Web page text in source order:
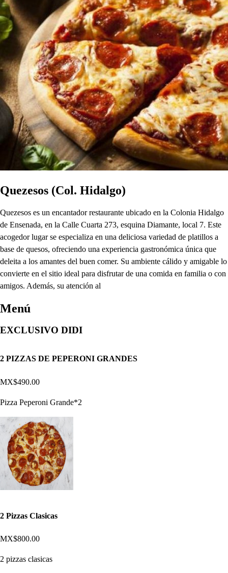
Quezesos (Col. Hidalgo)
Quezesos es un encantador restaurante ubicado en la Colonia Hidalgo
de Ensenada, en la Calle Cuarta 273, esquina Diamante, local 7. Este
acogedor lugar se especializa en una deliciosa variedad de platillos a
base de quesos, ofreciendo una experiencia gastronómica única que
deleita a los amantes del buen comer. Su ambiente cálido y amigable lo
convierte en el sitio ideal para disfrutar de una comida en familia o con
amigos. Además, su atención al
Menú
EXCLUSIVO DIDI
2 PIZZAS DE PEPERONI GRANDES
MX$490.00
Pizza Peperoni Grande*2
2 Pizzas Clasicas
MX$800.00
2 pizzas clasicas